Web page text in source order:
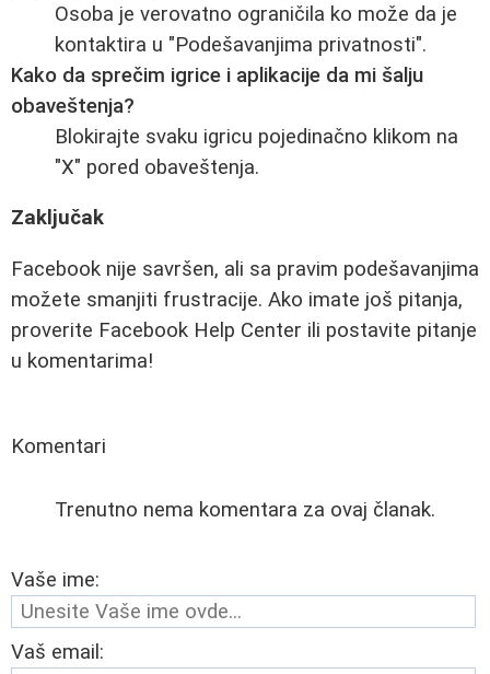
Osoba je verovatno ograničila ko može da je
kontaktira u "Podešavanjima privatnosti".
Kako da sprečim igrice i aplikacije da mi šalju
obaveštenja?
Blokirajte svaku igricu pojedinačno klikom na
"X" pored obaveštenja.
Zaključak
Facebook nije savršen, ali sa pravim podešavanjima
možete smanjiti frustracije. Ako imate još pitanja,
proverite Facebook Help Center ili postavite pitanje
u komentarima!
Komentari
Trenutno nema komentara za ovaj članak.
Vaše ime:
Vaš email: